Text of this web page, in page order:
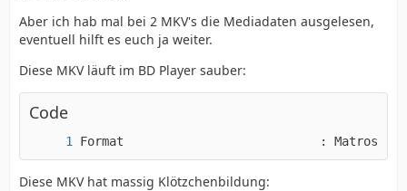
Aber ich hab mal bei 2 MKV's die Mediadaten ausgelesen,
eventuell hilft es euch ja weiter.
Diese MKV läuft im BD Player sauber:
Code
Format                           :
Diese MKV hat massig Klötzchenbildung: